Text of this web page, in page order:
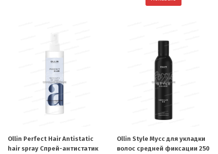
Ollin Perfect Hair Antistatic
hair spray Спрей-антистатик
Ollin Style Мусс для укладки
волос средней фиксации 250